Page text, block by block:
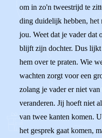
om in zo'n tweestrijd te
ding duidelijk hebben, het
jou. Weet dat je vader dat
blijft zijn dochter. Dus lijkt
hem over te praten. Wie
wachten zorgt voor een
zolang je vader er niet
veranderen. Jij hoeft niet
van twee kanten komen.
het gesprek gaat komen,